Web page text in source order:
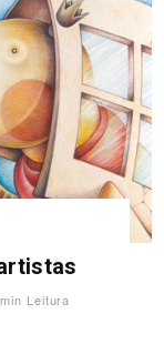
Leitura